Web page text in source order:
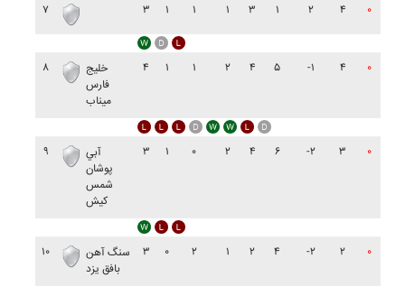
۷ ۳ ۱ ۱ ۱ ۳ ۱ ۲ ۴ ۰
۸
خليج
فارس
ميناب
۴ ۱ ۱ ۲ ۴ ۵ -۱ ۴ ۰
۹
آبي
پوشان
شمس
کيش
۳ ۱ ۰ ۲ ۴ ۶ -۲ ۳ ۰
۱۰
سنگ آهن
بافق يزد
۳ ۰ ۲ ۱ ۲ ۴ -۲ ۲ ۰